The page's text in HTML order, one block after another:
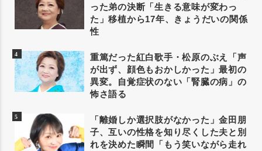
った弟の決断「生きる意味が変わっ
た」移植から17年、きょうだいの関係
性
重篤だった紅白歌手・松原のぶえ「声
が出ず、顔色もおかしかった」最初の
異変。自覚症状のない「腎臓の病」の
怖さ語る
「離婚しか選択肢がなかった」金田朋
子、互いの性格を知り尽くした夫と別
れを決めた瞬間「もう笑いながら走れ